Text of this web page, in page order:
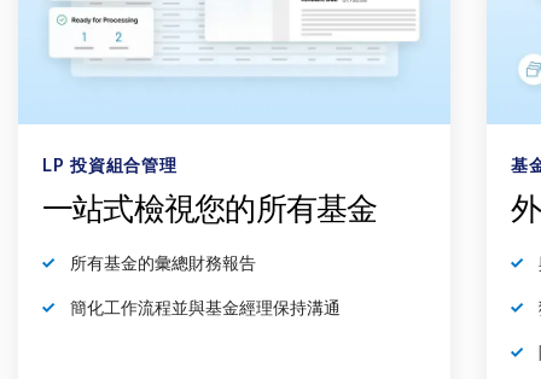
LP 投資組合管理
一站式檢視您的所有基金
所有基金的彙總財務報告
簡化工作流程並與基金經理保持溝通
基